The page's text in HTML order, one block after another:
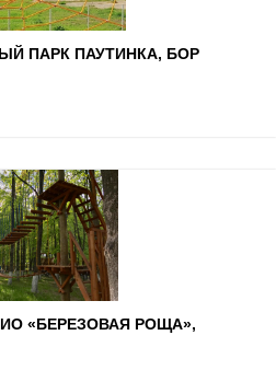
ПАРК ПАУТИНКА, БОР
«БЕРЕЗОВАЯ РОЩА»,